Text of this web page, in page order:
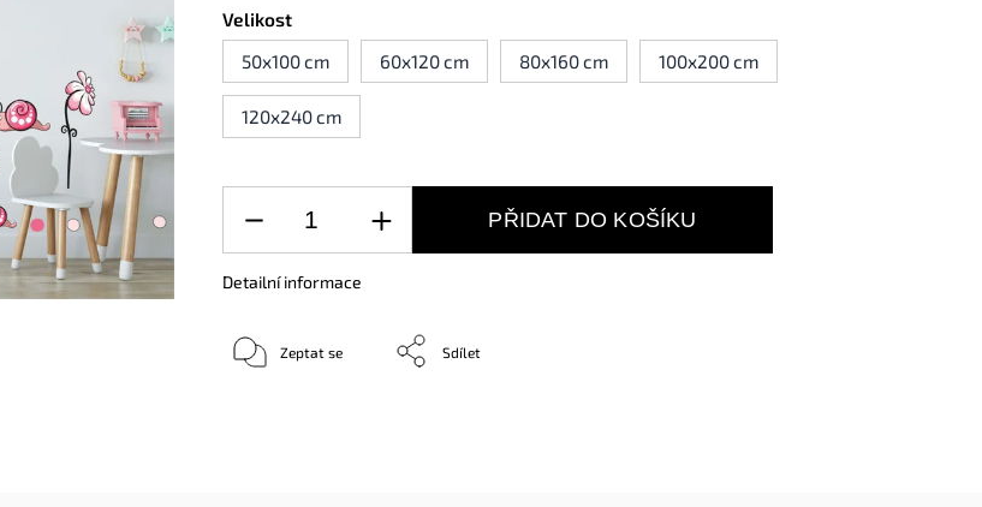
Velikost
50x100 cm
60x120 cm 80x160 cm 100x200 cm
120x240 cm
PŘIDAT DO KOŠÍKU
Detailní informace
Zeptat se Sdílet